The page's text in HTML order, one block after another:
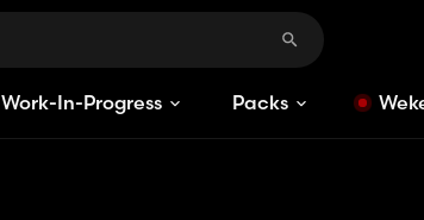
Work-In-Progress Packs